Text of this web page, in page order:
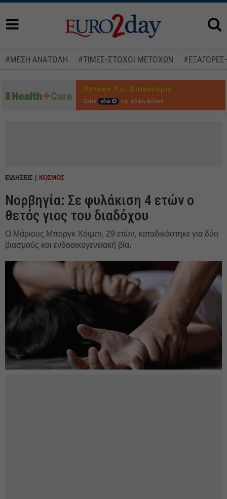
#ΜΕΣΗ ΑΝΑΤΟΛΗ #ΤΙΜΕΣ-ΣΤΟΧΟΙ ΜΕΤΟΧΩΝ
Δείτε εδώ την ειδική έκδοση
ΕΙΔΗΣΕΙΣ ΚΟΣΜΟΣ
Νορβηγία: Σε φυλάκιση 4 ετών ο
θετός γιος του διαδόχου
Ο Μάριους Μποργκ Χόιμπι, 29 ετών, καταδικάστηκε για δύο
βιασμούς και ενδοοικογενειακή βία.